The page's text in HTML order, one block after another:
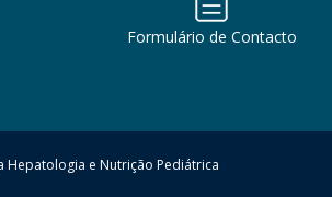
Formulário de Contacto
e Nutrição Pediátrica